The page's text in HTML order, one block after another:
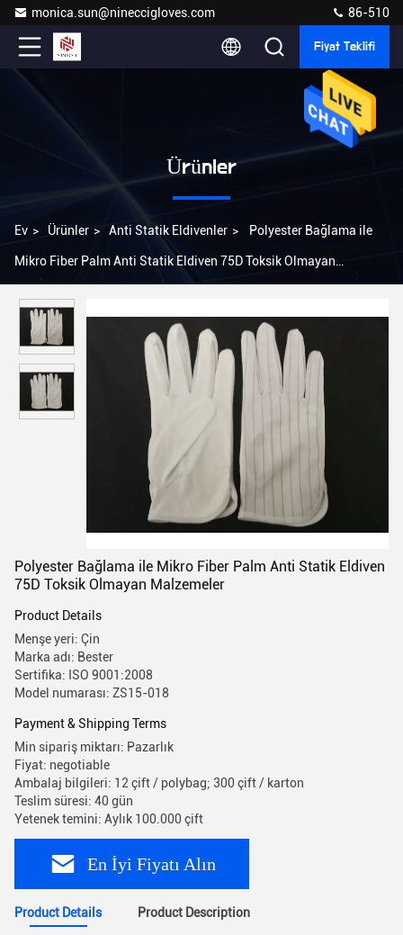
monica.sun@nineccigloves.com 86-510
Fiyat Teklifi
Ürünler
Ev > Ürünler > Anti Statik Eldivenler > Polyester Bağlama ile
Mikro Fiber Palm Anti Statik Eldiven 75D Toksik Olmayan
Polyester Bağlama ile Mikro Fiber Palm Anti Statik Eldiven
75D Toksik Olmayan Malzemeler
Product Details
Menşe yeri: Çin
Marka adı: Bester
Sertifika: ISO 9001:2008
Model numarası: ZS15-018
Payment & Shipping Terms
Min sipariş miktarı: Pazarlık
Fiyat: negotiable
Ambalaj bilgileri: 12 çift / polybag; 300 çift / karton
Teslim süresi: 40 gün
Yetenek temini: Aylık 100.000 çift
En İyi Fiyatı Alın
Product Details Product Description